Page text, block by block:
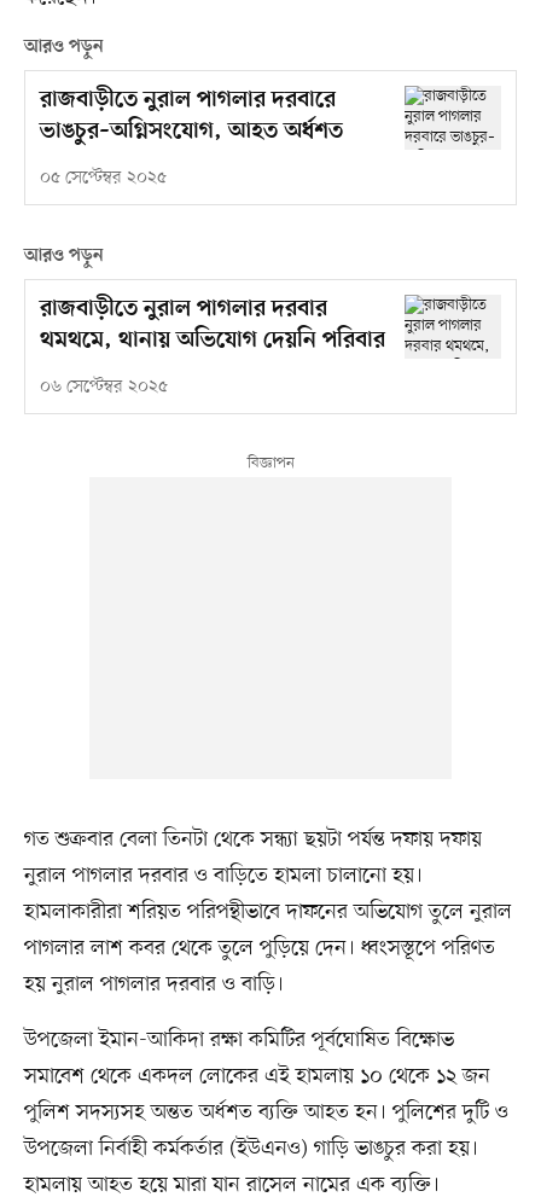
আরও পড়ুন
রাজবাড়ীতে নুরাল পাগলার দরবারে
ভাঙচুর–অগ্নিসংযোগ, আহত অর্ধশত
০৫ সেপ্টেম্বর ২০২৫
আরও পড়ুন
রাজবাড়ীতে নুরাল পাগলার দরবার
থমথমে, থানায় অভিযোগ দেয়নি পরিবার
০৬ সেপ্টেম্বর ২০২৫
গত শুক্রবার বেলা তিনটা থেকে সন্ধ্যা ছয়টা পর্যন্ত দফায় দফায়
নুরাল পাগলার দরবার ও বাড়িতে হামলা চালানো হয়।
হামলাকারীরা শরিয়ত পরিপন্থীভাবে দাফনের অভিযোগ তুলে নুরাল
পাগলার লাশ কবর থেকে তুলে পুড়িয়ে দেন। ধ্বংসস্তূপে পরিণত
হয় নুরাল পাগলার দরবার ও বাড়ি।
উপজেলা ইমান-আকিদা রক্ষা কমিটির পূর্বঘোষিত বিক্ষোভ
সমাবেশ থেকে একদল লোকের এই হামলায় ১০ থেকে ১২ জন
পুলিশ সদস্যসহ অন্তত অর্ধশত ব্যক্তি আহত হন। পুলিশের দুটি ও
উপজেলা নির্বাহী কর্মকর্তার (ইউএনও) গাড়ি ভাঙচুর করা হয়।
হামলায় আহত হয়ে মারা যান রাসেল নামের এক ব্যক্তি।